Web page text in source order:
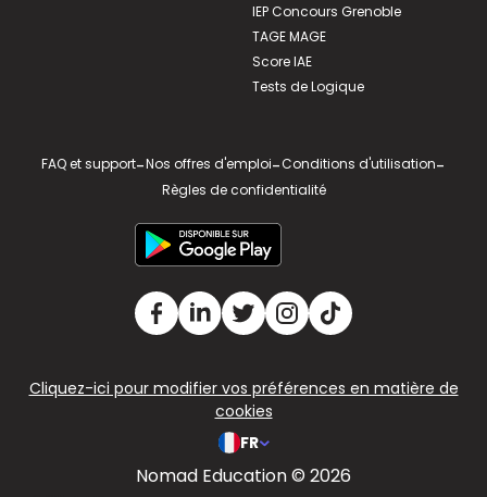
IEP Concours Grenoble
TAGE MAGE
Score IAE
Tests de Logique
FAQ et support-Nos offres d'emploi-Conditions d'utilisation-
Règles de confidentialité
Cliquez-ici pour modifier vos préférences en matière de
cookies
FR
Nomad Education © 2026